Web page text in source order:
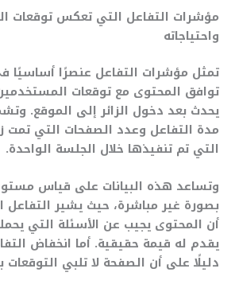
مؤشرات التفاعل التي تعكس توقعات
واحتياجاته
تمثل مؤشرات التفاعل عنصرًا أساسيًا
توافق المحتوى مع توقعات
يحدث بعد دخول الزائر إلى الموقع.
مدة التفاعل وعدد الصفحات التي تمت
التي تم تنفيذها خلال الجلسة الواحدة.
وتساعد هذه البيانات على قياس
بصورة غير مباشرة، حيث يشير التفاعل
أن المحتوى يجيب عن الأسئلة التي
يقدم له قيمة حقيقية. أما انخفاض
دليلًا على أن الصفحة لا تلبي